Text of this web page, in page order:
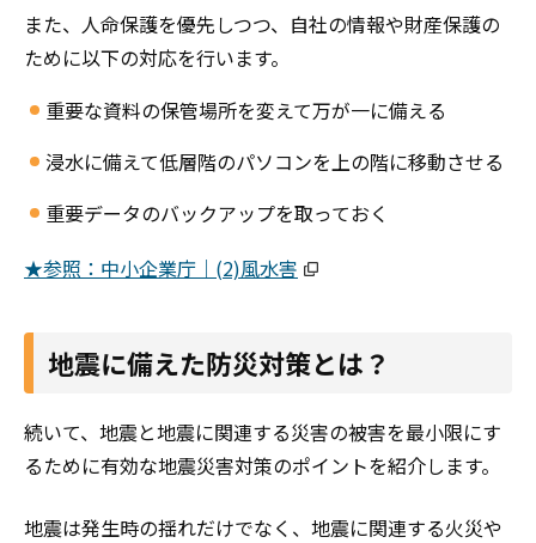
また、人命保護を優先しつつ、自社の情報や財産保護の
ために以下の対応を行います。
重要な資料の保管場所を変えて万が一に備える
浸水に備えて低層階のパソコンを上の階に移動させる
重要データのバックアップを取っておく
★参照：中小企業庁｜(2)風水害
地震に備えた防災対策とは？
続いて、地震と地震に関連する災害の被害を最小限にす
るために有効な地震災害対策のポイントを紹介します。
地震は発生時の揺れだけでなく、地震に関連する火災や